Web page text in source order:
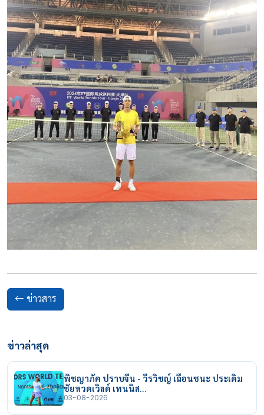
ข่าวสาร
ข่าวล่าสุด
พิชญาภัค ปราบจีน - วีรวิชญ์ เฉือนชนะ ประเดิม
ชัยหวดเวิลด์ เทนนิส…
03-08-2026